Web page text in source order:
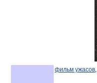
фильм ужасов,